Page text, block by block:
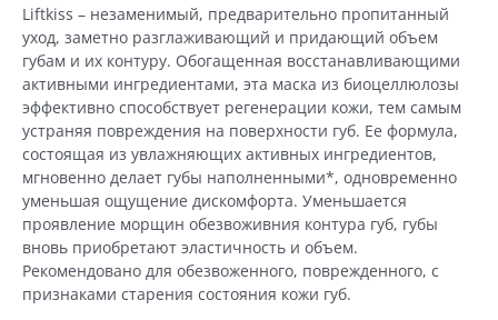
губ,
1
шт
Liftkiss – незаменимый, предварительно пропитанный
уход, заметно разглаживающий и придающий объем
губам и их контуру. Обогащенная восстанавливающими
активными ингредиентами, эта маска из биоцеллюлозы
эффективно способствует регенерации кожи, тем самым
устраняя повреждения на поверхности губ. Ее формула,
состоящая из увлажняющих активных ингредиентов,
мгновенно делает губы наполненными*, одновременно
уменьшая ощущение дискомфорта. Уменьшается
проявление морщин обезвоживния контура губ, губы
вновь приобретают эластичность и объем.
Рекомендовано для обезвоженного, поврежденного, с
признаками старения состояния кожи губ.